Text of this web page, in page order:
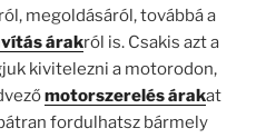
megoldásáról, továbbá a
árakról is. Csakis azt a
kivitelezni a motorodon,
motorszerelés árakat
fordulhatsz bármely